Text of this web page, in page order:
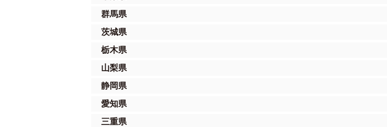
群馬県
茨城県
栃木県
山梨県
静岡県
愛知県
三重県